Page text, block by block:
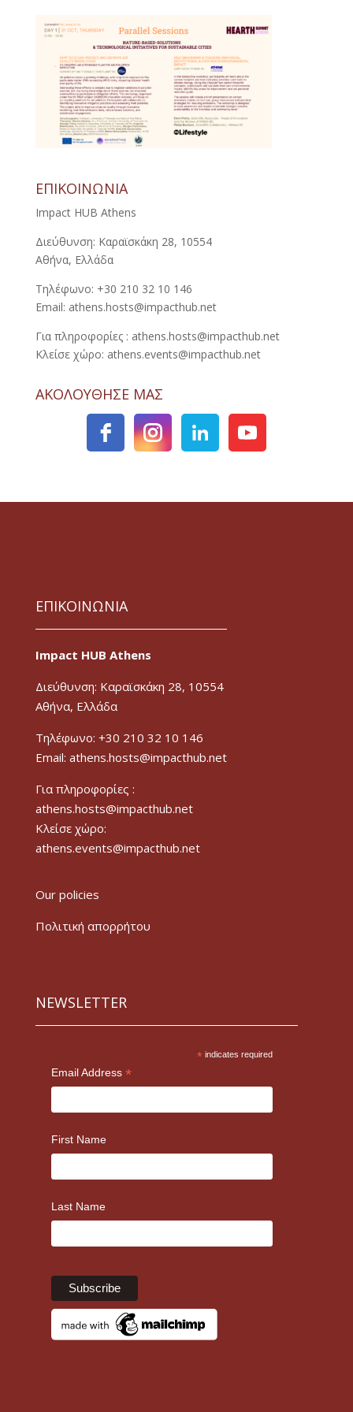
ΕΠΙΚΟΙΝΩΝΙΑ
Impact HUB Athens
Διεύθυνση: Καραϊσκάκη 28, 10554
Αθήνα, Ελλάδα
Τηλέφωνο: +30 210 32 10 146
Email: athens.hosts@impacthub.net
Για πληροφορίες : athens.hosts@impacthub.net
Κλείσε χώρο: athens.events@impacthub.net
ΑΚΟΛΟΥΘΗΣΕ ΜΑΣ
ΕΠΙΚΟΙΝΩΝΙΑ
Impact HUB Athens
Διεύθυνση: Καραϊσκάκη 28, 10554
Αθήνα, Ελλάδα
Τηλέφωνο: +30 210 32 10 146
Email: athens.hosts@impacthub.net
Για πληροφορίες :
athens.hosts@impacthub.net
Κλείσε χώρο:
athens.events@impacthub.net
Our policies
Πολιτική απορρήτου
NEWSLETTER
* indicates required
Email Address *
First Name
Last Name